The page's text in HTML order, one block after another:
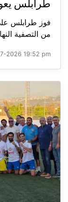
من التصفية
2026 19:52 pm